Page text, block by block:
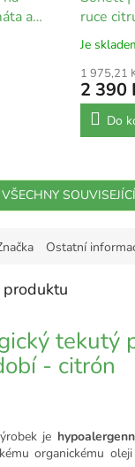
a
ruce
Je
1 975,21
2 390
Do
Ostatní
tekutý
- citrón
je
organickému